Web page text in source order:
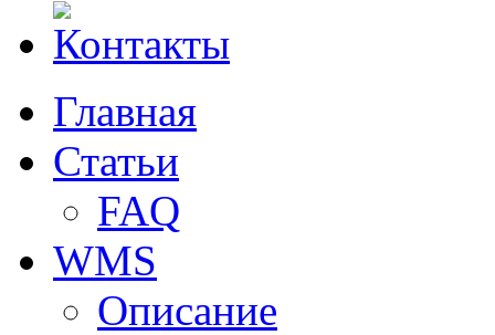
Главная
Статьи
FAQ
WMS
Описание